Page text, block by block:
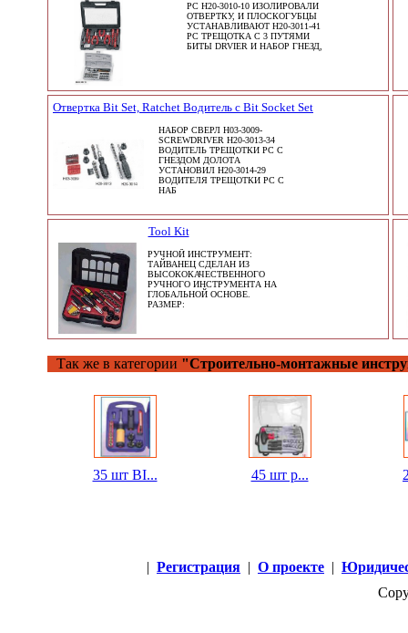
PC H20-3010-10 ИЗОЛИРОВАЛИ
ОТВЕРТКУ, И ПЛОСКОГУБЦЫ
УСТАНАВЛИВАЮТ H20-3011-41
PC ТРЕЩОТКА С 3 ПУТЯМИ
БИТЫ DRVIER И НАБОР ГНЕЗД,
Отвертка Bit Set, Ratchet Водитель с Bit Socket Set
НАБОР СВЕРЛ H03-3009-
SCREWDRIVER H20-3013-34
ВОДИТЕЛЬ ТРЕЩОТКИ PC С
ГНЕЗДОМ ДОЛОТА
УСТАНОВИЛ H20-3014-29
ВОДИТЕЛЯ ТРЕЩОТКИ PC С
НАБ
Tool Kit
РУЧНОЙ ИНСТРУМЕНТ:
ТАЙВАНЕЦ СДЕЛАН ИЗ
ВЫСОКОКАЧЕСТВЕННОГО
РУЧНОГО ИНСТРУМЕНТА НА
ГЛОБАЛЬНОЙ ОСНОВЕ.
РАЗМЕР:
Так же в категории "Строительно-монтажные
35 шт BI... 45 шт р...
| Регистрация | О проекте |